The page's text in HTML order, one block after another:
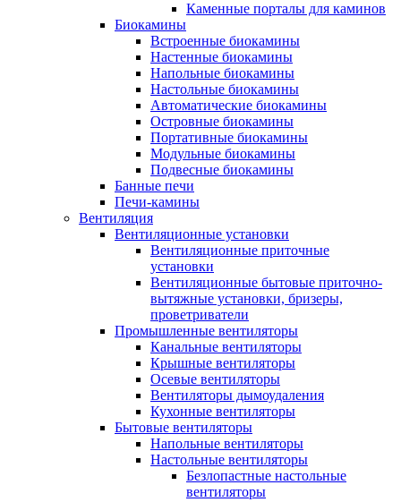
Каменные порталы для каминов
Биокамины
Встроенные биокамины
Настенные биокамины
Напольные биокамины
Настольные биокамины
Автоматические биокамины
Островные биокамины
Портативные биокамины
Модульные биокамины
Подвесные биокамины
Банные печи
Печи-камины
Вентиляция
Вентиляционные установки
Вентиляционные приточные
установки
Вентиляционные бытовые приточно-
вытяжные установки, бризеры,
проветриватели
Промышленные вентиляторы
Канальные вентиляторы
Крышные вентиляторы
Осевые вентиляторы
Вентиляторы дымоудаления
Кухонные вентиляторы
Бытовые вентиляторы
Напольные вентиляторы
Настольные вентиляторы
Безлопастные настольные
вентиляторы